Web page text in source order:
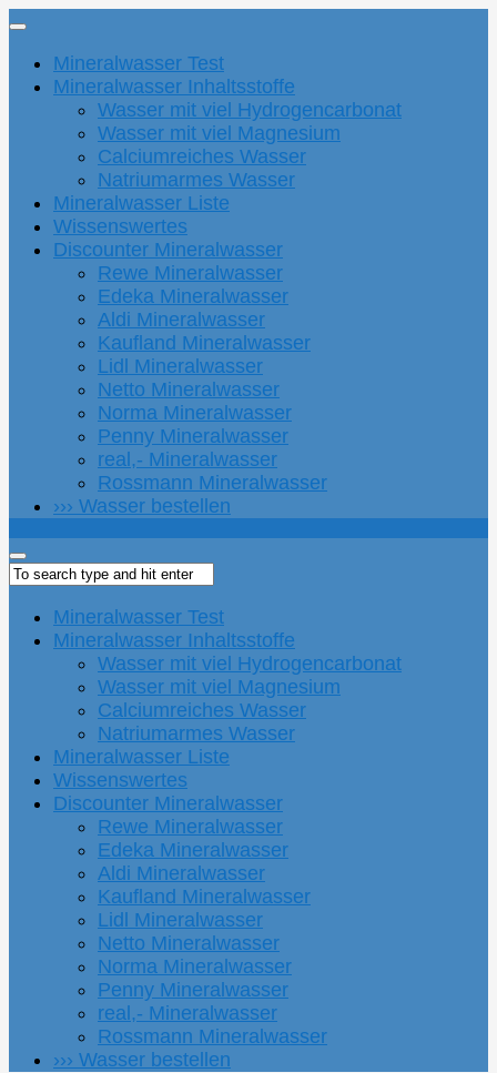
Mineralwasser Test
Mineralwasser Inhaltsstoffe
Wasser mit viel Hydrogencarbonat
Wasser mit viel Magnesium
Calciumreiches Wasser
Natriumarmes Wasser
Mineralwasser Liste
Wissenswertes
Discounter Mineralwasser
Rewe Mineralwasser
Edeka Mineralwasser
Aldi Mineralwasser
Kaufland Mineralwasser
Lidl Mineralwasser
Netto Mineralwasser
Norma Mineralwasser
Penny Mineralwasser
real,- Mineralwasser
Rossmann Mineralwasser
››› Wasser bestellen
Mineralwasser Test
Mineralwasser Inhaltsstoffe
Wasser mit viel Hydrogencarbonat
Wasser mit viel Magnesium
Calciumreiches Wasser
Natriumarmes Wasser
Mineralwasser Liste
Wissenswertes
Discounter Mineralwasser
Rewe Mineralwasser
Edeka Mineralwasser
Aldi Mineralwasser
Kaufland Mineralwasser
Lidl Mineralwasser
Netto Mineralwasser
Norma Mineralwasser
Penny Mineralwasser
real,- Mineralwasser
Rossmann Mineralwasser
››› Wasser bestellen